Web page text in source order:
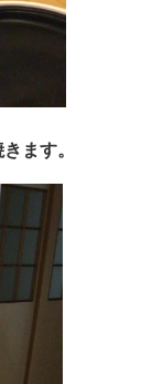
ます。